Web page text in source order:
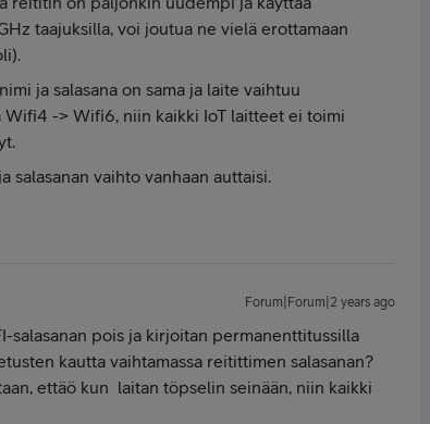
taajuksilla, voi joutua ne vielä erottamaan
ja salasana on sama ja laite vaihtuu
Wifi4 -> Wifi6, niin kaikki IoT laitteet ei toimi
salasanan vaihto vanhaan auttaisi.
Forum|Forum|2 years ago
salasanan pois ja kirjoitan permanenttitussilla
kautta vaihtamassa reitittimen salasanan?
ettäö kun laitan töpselin seinään, niin kaikki